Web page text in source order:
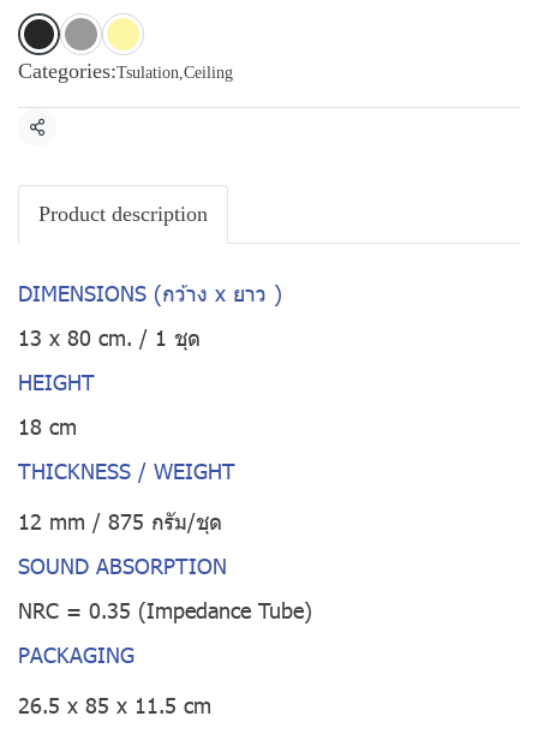
Categories:Tsulation,Ceiling
Share
Product description
DIMENSIONS (กว้าง x ยาว )
13 x 80 cm. / 1 ชุด
HEIGHT
18 cm
THICKNESS / WEIGHT
12 mm / 875 กรัม/ชุด
SOUND ABSORPTION
NRC = 0.35 (Impedance Tube)
PACKAGING
26.5 x 85 x 11.5 cm